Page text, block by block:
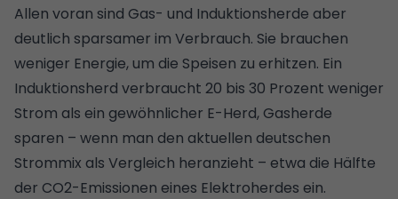
Allen voran sind Gas- und Induktionsherde aber
deutlich sparsamer im Verbrauch. Sie brauchen
weniger Energie, um die Speisen zu erhitzen. Ein
Induktionsherd verbraucht 20 bis 30 Prozent weniger
Strom als ein gewöhnlicher E-Herd, Gasherde
sparen – wenn man den aktuellen deutschen
Strommix als Vergleich heranzieht – etwa die Hälfte
der CO2-Emissionen eines Elektroherdes ein.